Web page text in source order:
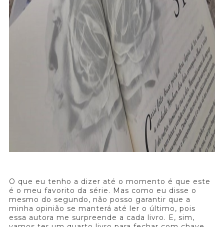
O que eu tenho a dizer até o momento é que este
é o meu favorito da série. Mas como eu disse o
mesmo do segundo, não posso garantir que a
minha opinião se manterá até ler o último, pois
essa autora me surpreende a cada livro. E, sim,